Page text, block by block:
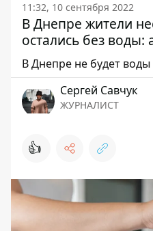
11:32, 10 сентября 2022
В Днепре жители
остались без воды:
В Днепре не будет воды
Сергей Савчук
ЖУРНАЛИСТ
👍